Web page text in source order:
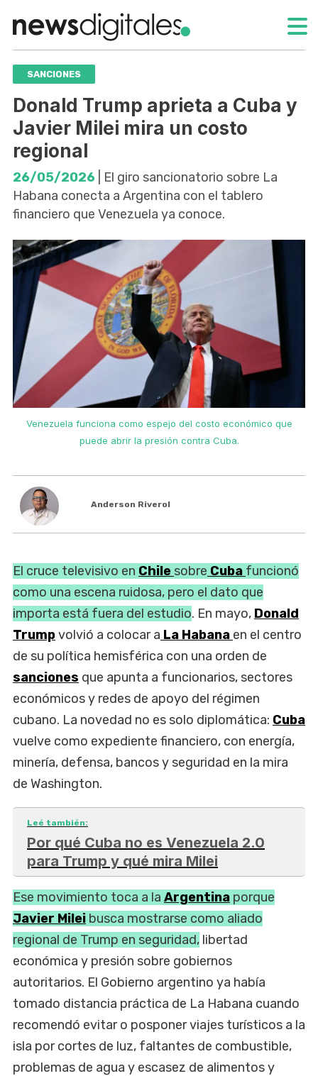
SANCIONES
Donald Trump aprieta a Cuba y
Javier Milei mira un costo
regional
26/05/2026 | El giro sancionatorio sobre La
Habana conecta a Argentina con el tablero
financiero que Venezuela ya conoce.
Venezuela funciona como espejo del costo económico que
puede abrir la presión contra Cuba.
Anderson Riverol
El cruce televisivo en Chile sobre Cuba funcionó
como una escena ruidosa, pero el dato que
importa está fuera del estudio. En mayo, Donald
Trumpvolvió a colocar a La Habana en el centro
de su política hemisférica con una orden de
sanciones que apunta a funcionarios, sectores
económicos y redes de apoyo del régimen
cubano. La novedad no es solo diplomática: Cuba
vuelve como expediente financiero, con energía,
minería, defensa, bancos y seguridad en la mira
de Washington.
Leé también:
Por qué Cuba no es Venezuela 2.0
para Trump y qué mira Milei
Ese movimiento toca a la Argentina porque
Javier Milei busca mostrarse como aliado
regional de Trump en seguridad, libertad
económica y presión sobre gobiernos
autoritarios. El Gobierno argentino ya había
tomado distancia práctica de La Habana cuando
recomendó evitar o posponer viajes turísticos a la
isla por cortes de luz, faltantes de combustible,
problemas de agua y escasez de alimentos y